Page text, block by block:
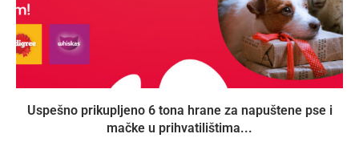
Uspešno prikupljeno 6 tona hrane za napuštene pse i
mačke u prihvatilištima...